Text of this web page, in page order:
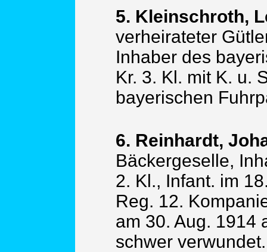
5. Kleinschroth,
verheirateter
Inhaber des
Kr. 3. Kl. mit K. u.
bayerischen
6. Reinhardt,
Bäckergeselle,
2. Kl., Infant. im
Reg. 12.
am 30. Aug. 1914
schwer verwundet.